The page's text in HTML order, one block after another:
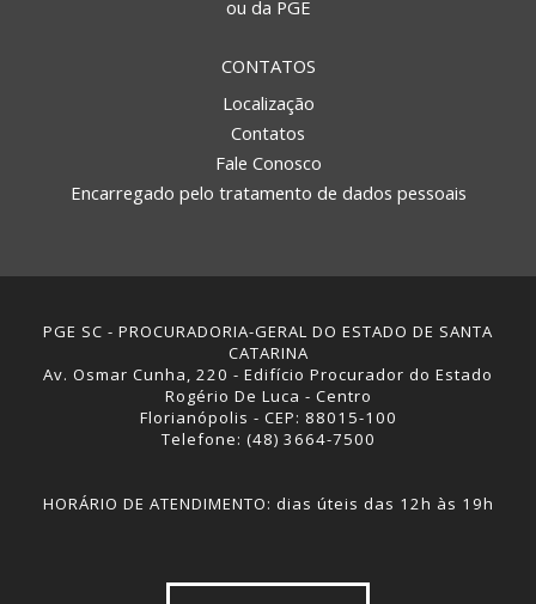
ou da PGE
CONTATOS
Localização
Contatos
Fale Conosco
Encarregado pelo tratamento de dados pessoais
PGE SC - PROCURADORIA-GERAL DO ESTADO DE SANTA
CATARINA
Av. Osmar Cunha, 220 - Edifício Procurador do Estado
Rogério De Luca - Centro
Florianópolis - CEP: 88015-100
Telefone: (48) 3664-7500
HORÁRIO DE ATENDIMENTO: dias úteis das 12h às 19h